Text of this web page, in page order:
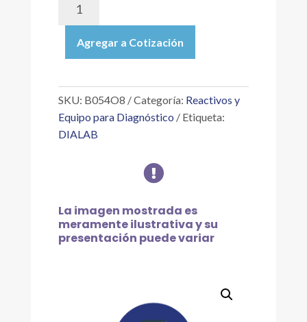
(IGM
IGG)
Agregar a Cotización
SKU: B054O8 Categoría: Reactivos y
Equipo para Diagnóstico
Etiqueta:
DIALAB

La imagen mostrada es
meramente ilustrativa y su
presentación puede variar